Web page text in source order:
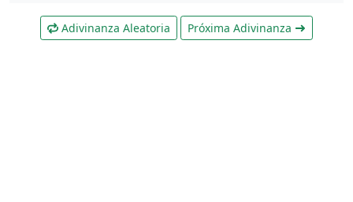
Adivinanza Aleatoria Próxima Adivinanza